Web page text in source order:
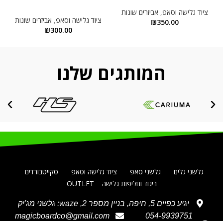
ציוד גלישה וסאפ, אביזרים שונות
₪350.00 ציוד גלישה וסאפ, אביזרים שונות
₪300.00
המותגים שלנו
גלשני גלים גלשני סאפ ציוד גלישה וסאפ
סקייטבורדים
ביגוד וחליפות גלישה
OUTLET
יגיע כפיים 5, חיפה, בניין מספר 2, waze: גלשני מג'יק
054-9939751
magicboardco@gmail.com